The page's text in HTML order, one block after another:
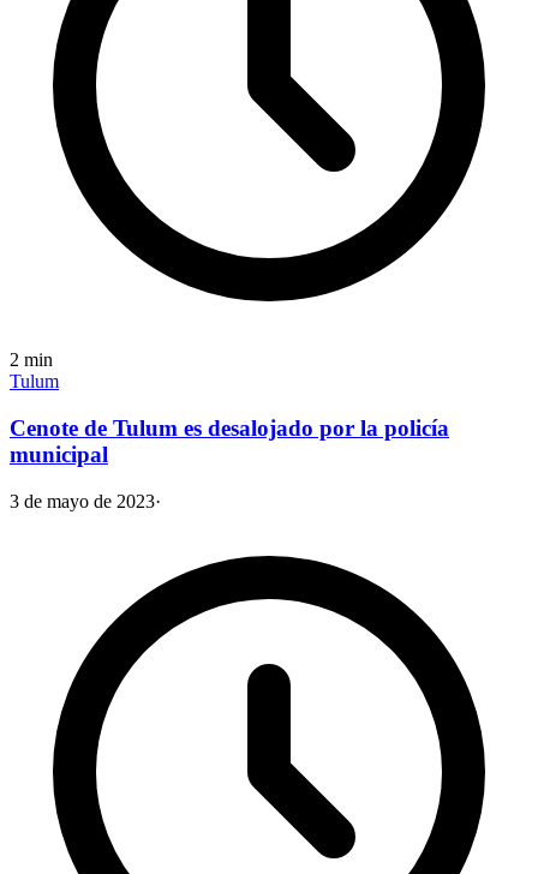
2 min
Tulum
Cenote de Tulum es desalojado por la policía
municipal
3 de mayo de 2023·